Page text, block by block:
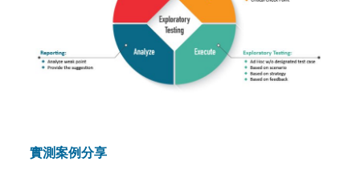
實測案例分享